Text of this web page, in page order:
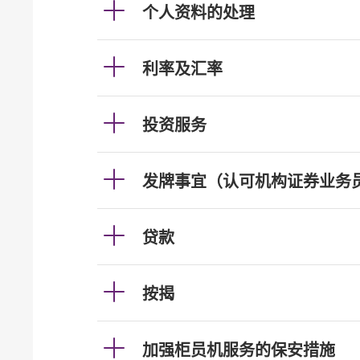
个人资料的处理
利率及汇率
投资服务
发牌事宜（认可机构证券业务
贷款
按揭
加强柜员机服务的保安措施